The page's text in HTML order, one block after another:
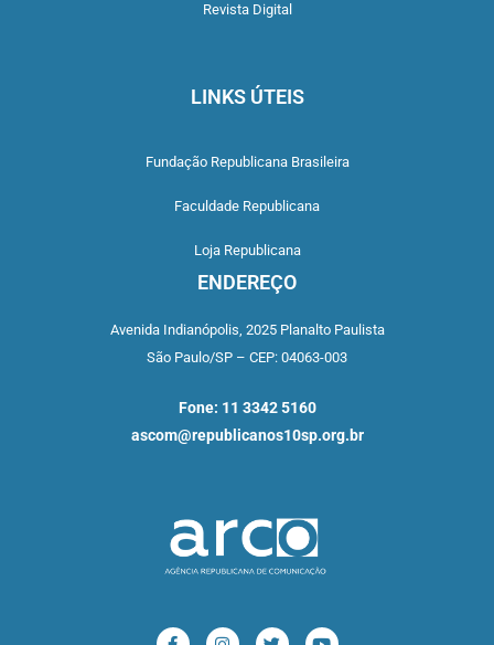
Revista Digital
LINKS ÚTEIS
Fundação Republicana Brasileira
Faculdade Republicana
Loja Republicana
ENDEREÇO
Avenida Indianópolis, 2025 Planalto Paulista
São Paulo/SP – CEP: 04063-003
Fone: 11 3342 5160
ascom@republicanos10sp.org.br